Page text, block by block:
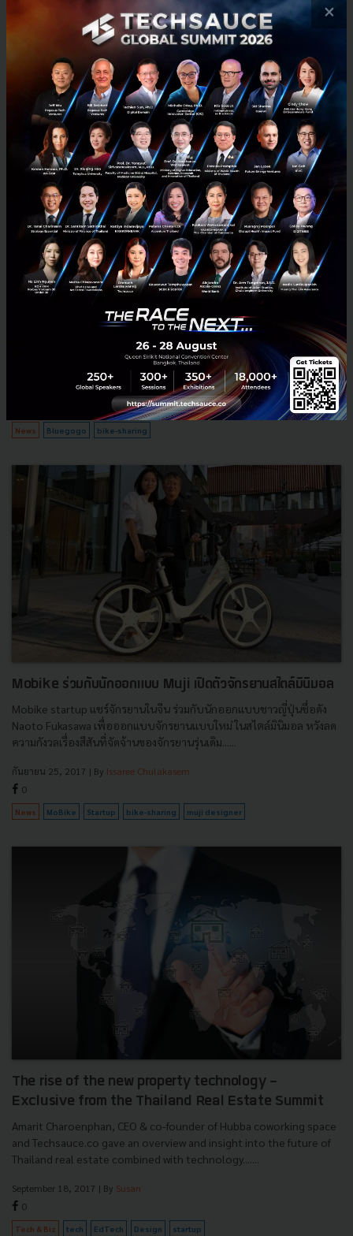
Techsauce Team
Bluegogo บริการให้เช่าจักรยานอันดับต้นๆ ในจีน ประกาศปิด
บริการให้เช่าจักรยาน หรือ Bike-sharing อันดับต้น ๆ ในประเทศจีน
ประกาศยุติการให้บริการแล้ว หลังให้บริการมาได้เพียง 6 เดือน......
กุมภาพันธ์ 9, 2018| ByTechsauce Team
News Bluegogo bike-sharing
Mobike ร่วมกับนักออกแบบ Muji เปิดตัวจักรยานสไตล์มินิมอล
Mobike startup แชร์จักรยานในจีน ร่วมกับนักออกแบบชาวญี่ปุ่นชื่อดัง
Naoto Fukasawa เพื่อออกแบบจักรยานแบบใหม่ ในสไตล์มินิมอล หวังลด
ความกังวลเรื่องสีสันที่จัดจ้านของจักรยานรุ่นเดิม......
กันยายน 25, 2017 | By Issaree Chulakasem
0
News MoBike Startup bike-sharing muji designer
The rise of the new property technology -
Exclusive from the Thailand Real Estate Summit
Amarit Charoenphan, CEO & co-founder of Hubba coworking space
and Techsauce.co gave an overview and insight into the future of
Thailand real estate combined with technology.......
September 18, 2017 | By Susan
0
Tech & Biz tech EdTech Design startup
×